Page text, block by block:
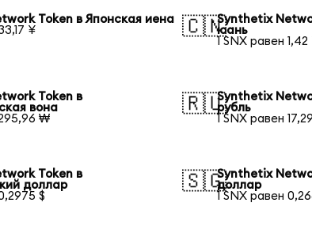
Token в Японская иена
¥
🇨🇳Synthetix
юань
1 SNX равен 1,42
Token в
вона
₩
🇷🇺Synthetix
рубль
1 SNX равен
Token в
доллар
$
🇸🇬Synthetix
доллар
1 SNX равен